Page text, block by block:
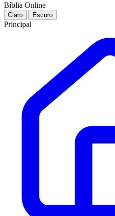
Bíblia Online
Claro Escuro
Principal